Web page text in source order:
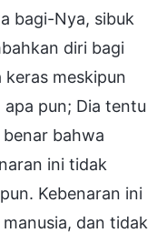
bagi-Nya, sibuk
diri bagi
keras meskipun
pun; Dia tentu
bahwa
ini tidak
Kebenaran ini
dan tidak